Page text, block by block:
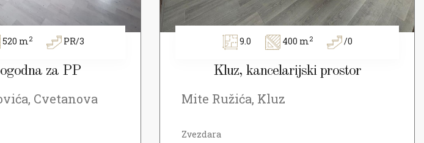
520 m2 PR/3
za PP
Cvetanova
9.0 400 m2 /0
Kluz, kancelarijski prostor
Mite Ružića, Kluz
Zvezdara